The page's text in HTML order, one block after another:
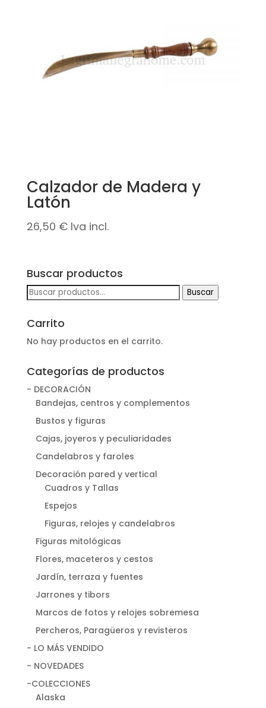
Calzador de Madera y
Latón
26,50 € Iva incl.
Buscar productos
Buscar
por:
Buscar
Carrito
No hay productos en el carrito.
Categorías de productos
- DECORACIÓN
Bandejas, centros y complementos
Bustos y figuras
Cajas, joyeros y peculiaridades
Candelabros y faroles
Decoración pared y vertical
Cuadros y Tallas
Espejos
Figuras, relojes y candelabros
Figuras mitológicas
Flores, maceteros y cestos
Jardín, terraza y fuentes
Jarrones y tibors
Marcos de fotos y relojes sobremesa
Percheros, Paragüeros y revisteros
- LO MÁS VENDIDO
- NOVEDADES
-COLECCIONES
Alaska